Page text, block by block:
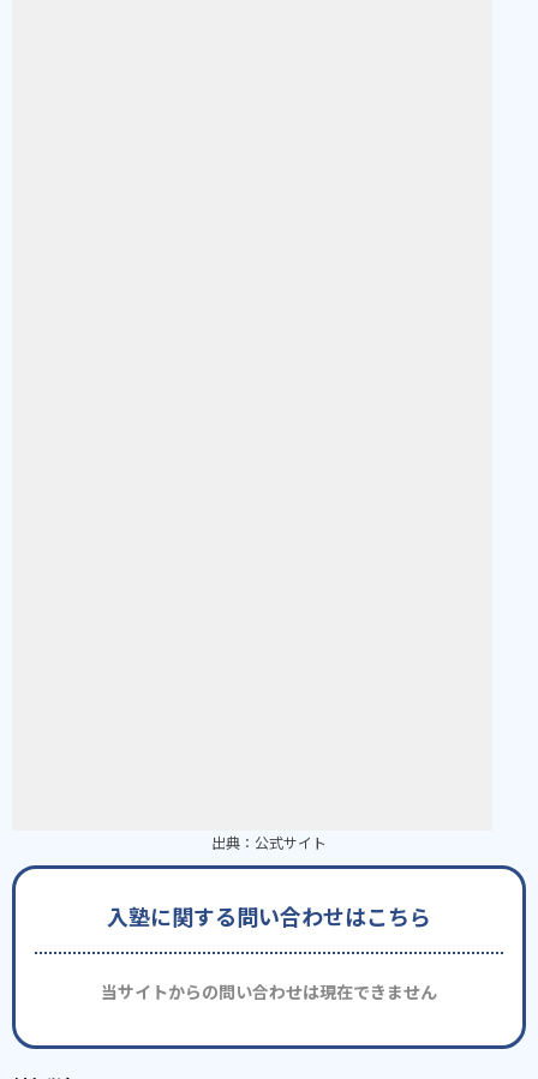
出典： 公式サイト
入塾に関する問い合わせはこちら
当サイトからの問い合わせは現在できません